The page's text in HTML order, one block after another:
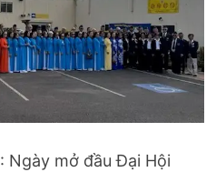
: Ngày mở đầu Đại Hội